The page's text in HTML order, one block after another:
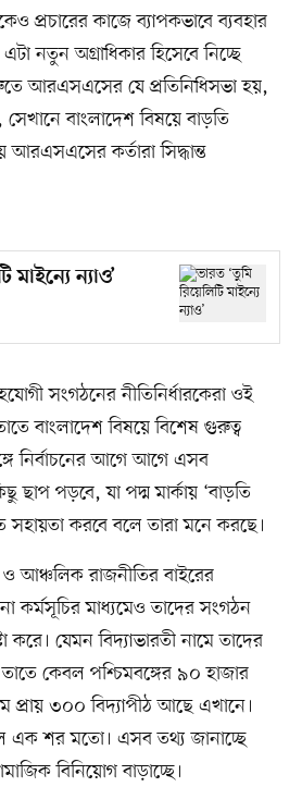
প্রচারের কাজে ব্যাপকভাবে ব্যবহার
নতুন অগ্রাধিকার হিসেবে নিচ্ছে
আরএসএসের যে প্রতিনিধিসভা হয়,
বাংলাদেশ বিষয়ে বাড়তি
কর্তারা সিদ্ধান্ত
মাইন্যে ন্যাও’
সংগঠনের নীতিনির্ধারকেরা ওই
বাংলাদেশ বিষয়ে বিশেষ গুরুত্ব
নির্বাচনের আগে আগে এসব
পড়বে, যা পদ্ম মার্কায় ‘বাড়তি
সহায়তা করবে বলে তারা মনে করছে।
রাজনীতির বাইরের
কর্মসূচির মাধ্যমেও তাদের সংগঠন
করে। যেমন বিদ্যাভারতী নামে তাদের
তাতে কেবল পশ্চিমবঙ্গের ৯০ হাজার
প্রায় ৩০০ বিদ্যাপীঠ আছে এখানে।
শর মতো। এসব তথ্য জানাচ্ছে
বিনিয়োগ বাড়াচ্ছে।